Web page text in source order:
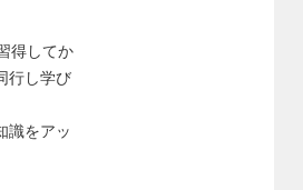
得してか
行し学び
識をアッ